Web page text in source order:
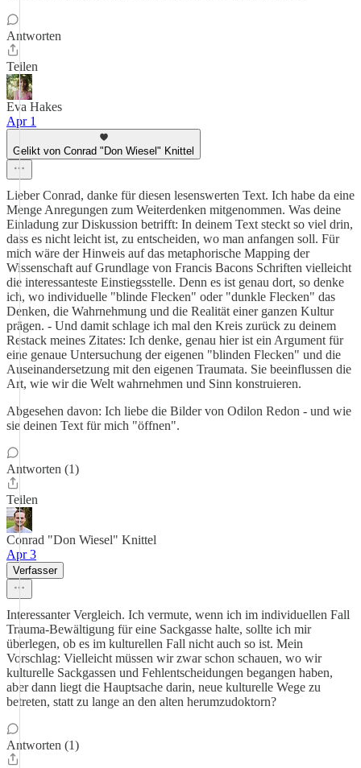
Antworten
Teilen
Eva Hakes
Apr 1
Gelikt von Conrad "Don Wiesel" Knittel
Lieber Conrad, danke für diesen lesenswerten Text. Ich habe da eine
Menge Anregungen zum Weiterdenken mitgenommen. Was deine
Einladung zur Diskussion betrifft: In deinem Text steckt so viel drin,
dass es nicht leicht ist, zu entscheiden, wo man anfangen soll. Für
mich wäre der Hinweis auf das metaphorische Mapping der
Wissenschaft auf Grundlage von Francis Bacons Schriften vielleicht
die interessanteste Einstiegsstelle. Denn es ist genau dort, so denke
ich, wo individuelle "blinde Flecken" oder "dunkle Flecken" das
Denken, die Wahrnehmung und die Realität einer ganzen Kultur
prägen. - Und damit schlage ich mal den Kreis zurück zu deinem
Restack meines Zitates: Ich denke, genau hier ist ein Argument für
eine genaue Untersuchung der eigenen "blinden Flecken" und die
Auseinandersetzung mit den eigenen Traumata. Sie beeinflussen die
Art, wie wir die Welt wahrnehmen und Sinn konstruieren.
Abgesehen davon: Ich liebe die Bilder von Odilon Redon - und wie
sie deinen Text für mich "öffnen".
Antworten (1)
Teilen
Conrad "Don Wiesel" Knittel
Apr 3
Verfasser
Interessanter Vergleich. Ich vermute, wenn ich im individuellen Fall
Trauma-Bewältigung für eine Sackgasse halte, sollte ich mir
überlegen, ob es im kulturellen Fall nicht auch so ist. Mein
Vorschlag: Vielleicht müssen wir zwar schon schauen, wo wir
kulturelle Sackgassen und Fehlentscheidungen begangen haben,
aber dann liegt die Hauptsache darin, neue kulturelle Wege zu
betreten, statt zu lange an den alten herumzudoktorn?
Antworten (1)